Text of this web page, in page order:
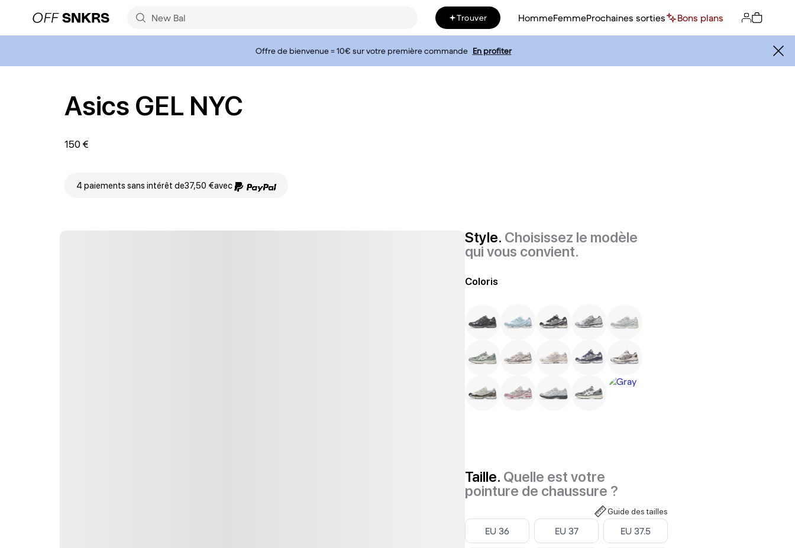
Trouver HommeFemmeProchaines sorties Bons plans
Offre de bienvenue = 10€ sur votre première commande En profiter
Asics GEL NYC
150 €
4 paiements sans intérêt de37,50 €avec
Style. Choisissez le modèle
qui vous convient.
Coloris
Taille. Quelle est votre
pointure de chaussure ?
Guide des tailles
Select ‎
EU 36 Select ‎
EU 37 Select ‎
EU 37.5